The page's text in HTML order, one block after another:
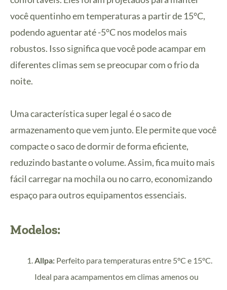
você quentinho em temperaturas a partir de 15°C,
podendo aguentar até -5°C nos modelos mais
robustos. Isso significa que você pode acampar em
diferentes climas sem se preocupar com o frio da
noite.
Uma característica super legal é o saco de
armazenamento que vem junto. Ele permite que você
compacte o saco de dormir de forma eficiente,
reduzindo bastante o volume. Assim, fica muito mais
fácil carregar na mochila ou no carro, economizando
espaço para outros equipamentos essenciais.
Modelos:
Allpa: Perfeito para temperaturas entre 5°C e 15°C.
Ideal para acampamentos em climas amenos ou